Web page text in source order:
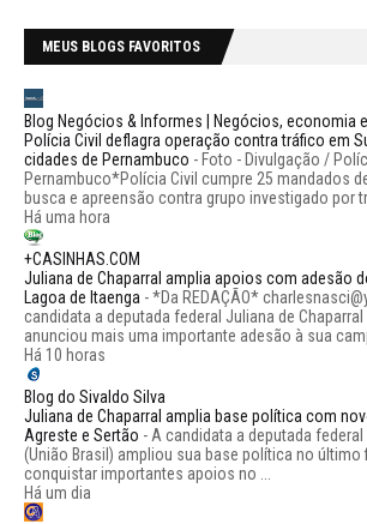
MEUS BLOGS FAVORITOS
Blog Negócios & Informes | Negócios, economia
Polícia Civil deflagra operação contra tráfico em
cidades de Pernambuco - Foto - Divulgação /
Pernambuco*Polícia Civil cumpre 25 mandados
busca e apreensão contra grupo investigado por
Há uma hora
+CASINHAS.COM
Juliana de Chaparral amplia apoios com adesão
Lagoa de Itaenga -*Da REDAÇÃO*
candidata a deputada federal Juliana de Chaparral
anunciou mais uma importante adesão à sua
Há 10 horas
Blog do Sivaldo Silva
Juliana de Chaparral amplia base política com
Agreste e Sertão -A candidata a deputada federal
(União Brasil) ampliou sua base política no último
conquistar importantes apoios no ...
Há um dia